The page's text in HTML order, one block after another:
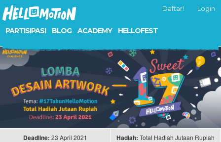
PARTISIPASI BLOG ACADEMY HELLOFEST
Daftar! Login
Deadline: 23 April 2021 Hadiah: Total Hadiah Jutaan Rupiah